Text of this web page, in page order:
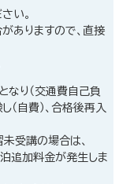
い。
ありますので、直接
り（交通費自己負
（自費）、合格後再入
未受講の場合は、
追加料金が発生しま